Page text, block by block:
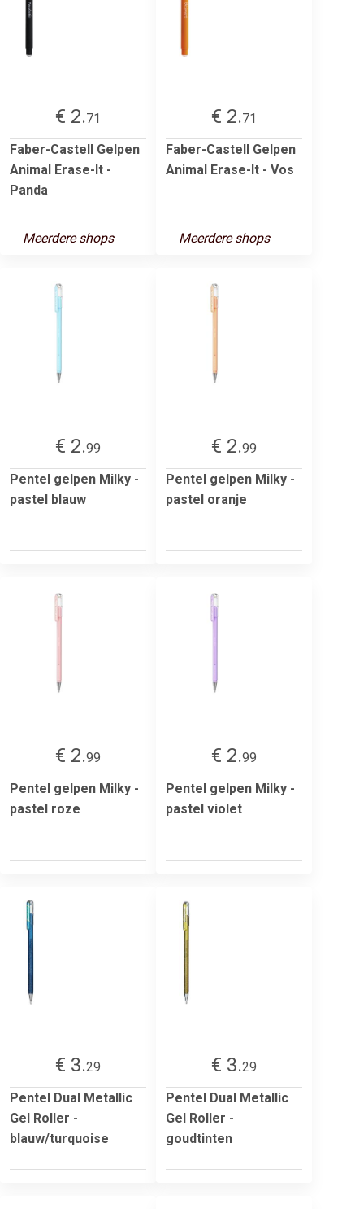
€ 2.71
Faber-Castell Gelpen
Animal Erase-It -
Panda
Meerdere shops
€ 2.71
Faber-Castell Gelpen
Animal Erase-It - Vos
Meerdere shops
€ 2.99
Pentel gelpen Milky -
pastel blauw
€ 2.99
Pentel gelpen Milky -
pastel oranje
€ 2.99
Pentel gelpen Milky -
pastel roze
€ 2.99
Pentel gelpen Milky -
pastel violet
€ 3.29
Pentel Dual Metallic
Gel Roller -
blauw/turquoise
€ 3.29
Pentel Dual Metallic
Gel Roller -
goudtinten